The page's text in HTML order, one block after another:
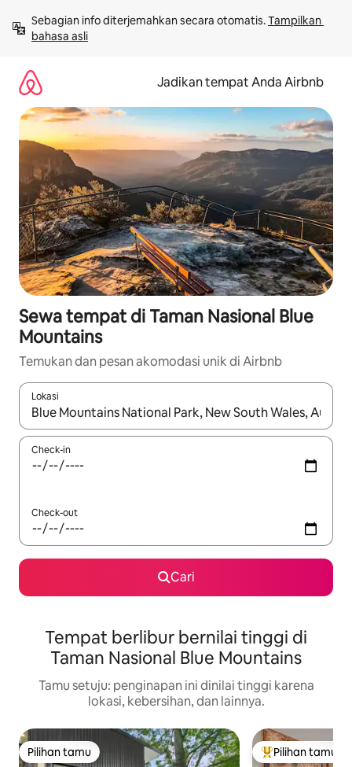
langsung
lihat
Sebagian info diterjemahkan secara otomatis. Tampilkan
bahasa asli
Jadikan tempat Anda Airbnb
Sewa tempat di Taman Nasional Blue
Mountains
Temukan dan pesan akomodasi unik di Airbnb
Lokasi
Jika hasil yang dicari tersedia, telusuri dengan tombol panah
Check-in
Check-out
Cari
Tempat berlibur bernilai tinggi di
Taman Nasional Blue Mountains
Tamu setuju: penginapan ini dinilai tinggi karena
lokasi, kebersihan, dan lainnya.
Pilihan tamu
Pilihan tamu Pilihan tamu
Pilihan tamu